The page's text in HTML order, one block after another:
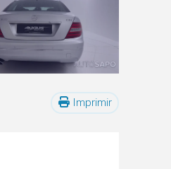
Imprimir